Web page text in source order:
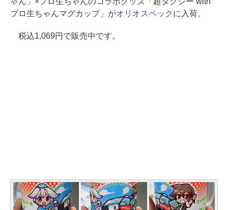
プロ生ちゃんマグカップ」がオリオスペック に入荷。
税込1,069円で販売中です。